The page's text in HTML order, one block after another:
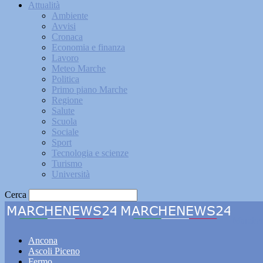
Attualità
Ambiente
Avvisi
Cronaca
Economia e finanza
Lavoro
Meteo Marche
Politica
Primo piano Marche
Regione
Salute
Scuola
Sociale
Sport
Tecnologia e scienze
Turismo
Università
Cerca
Ancona
Ascoli Piceno